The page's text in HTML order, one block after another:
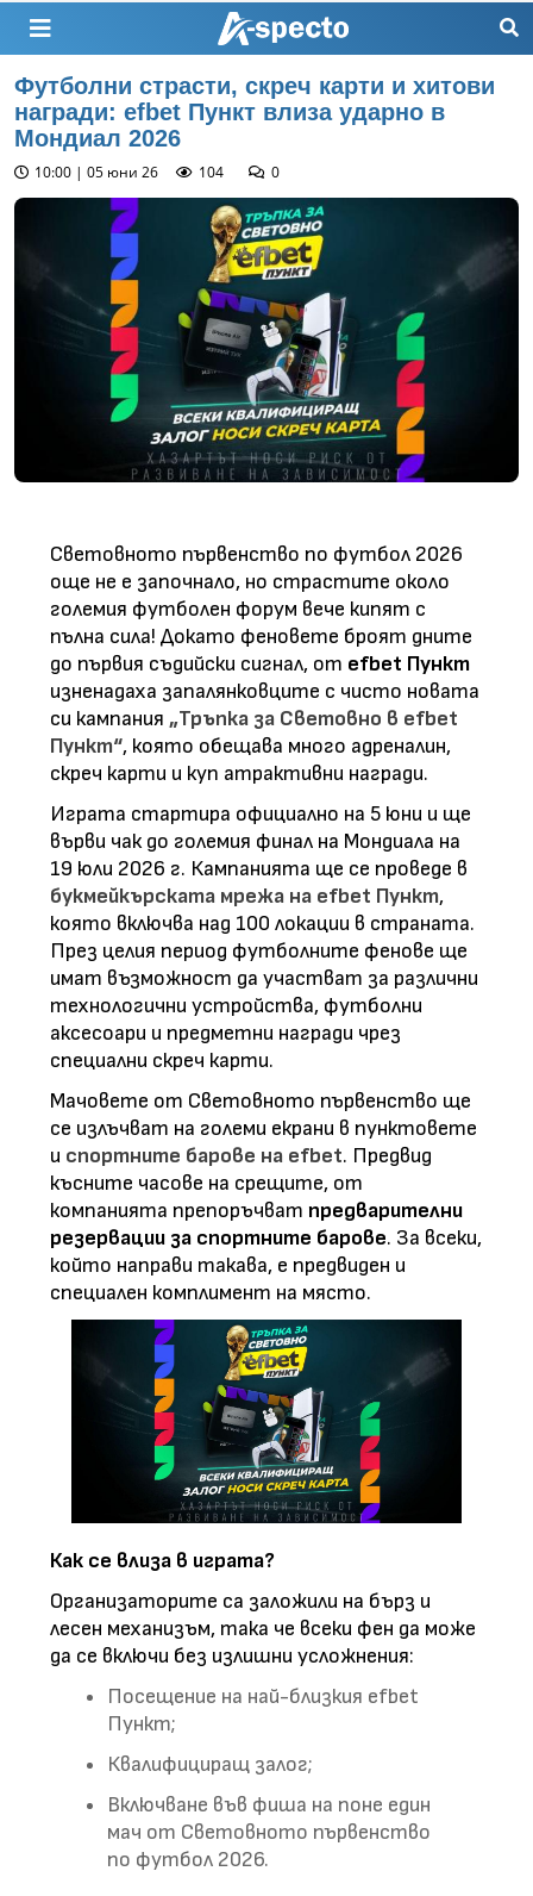
Футболни страсти, скреч карти и хитови
награди: efbet Пункт влиза ударно в
Мондиал 2026
10:00 | 05 юни 26 104 0
Световното първенство по футбол 2026
още не е започнало, но страстите около
големия футболен форум вече кипят с
пълна сила! Докато феновете броят дните
до първия съдийски сигнал, от efbet Пункт
изненадаха запалянковците с чисто новата
си кампания „Тръпка за Световно в efbet
Пункт“, която обещава много адреналин,
скреч карти и куп атрактивни награди.
Играта стартира официално на 5 юни и ще
върви чак до големия финал на Мондиала на
19 юли 2026 г. Кампанията ще се проведе в
букмейкърската мрежа на efbet Пункт,
която включва над 100 локации в страната.
През целия период футболните фенове ще
имат възможност да участват за различни
технологични устройства, футболни
аксесоари и предметни награди чрез
специални скреч карти.
Мачовете от Световното първенство ще
се излъчват на големи екрани в пунктовете
и спортните барове на efbet. Предвид
късните часове на срещите, от
компанията препоръчват предварителни
резервации за спортните барове. За всеки,
който направи такава, е предвиден и
специален комплимент на място.
Как се влиза в играта?
Организаторите са заложили на бърз и
лесен механизъм, така че всеки фен да може
да се включи без излишни усложнения:
Посещение на най-близкия efbet
Пункт;
Квалифициращ залог;
Включване във фиша на поне един
мач от Световното първенство
по футбол 2026.